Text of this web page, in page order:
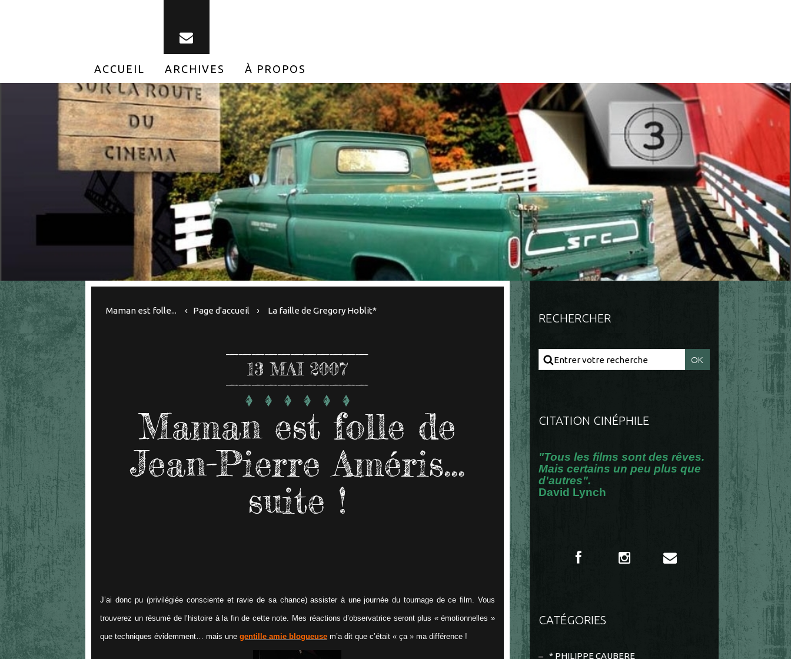
ACCUEIL ARCHIVES À PROPOS
Maman est folle... Page d'accueil La faille de Gregory Hoblit*
13 MAI 2007
Maman est folle de
Jean-Pierre Améris...
suite !
J’ai donc pu (privilégiée consciente et ravie de sa chance) assister à une journée du tournage de ce film. Vous
trouverez un résumé de l’histoire à la fin de cette note. Mes réactions d’observatrice seront plus « émotionnelles »
que techniques évidemment… mais une gentille amie blogueuse m’a dit que c’était « ça » ma différence !
RECHERCHER
CITATION CINÉPHILE
"Tous les films sont des rêves.
Mais certains un peu plus que
d'autres".
David Lynch
CATÉGORIES
* PHILIPPE CAUBERE